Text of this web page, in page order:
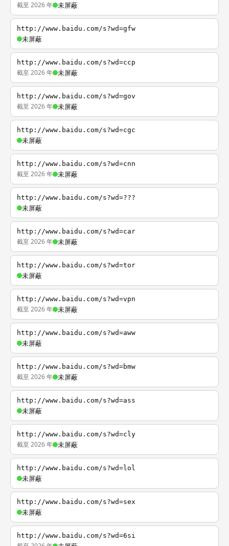
截至 2026 年 未屏蔽
http://www.baidu.com/s?wd=gfw
未屏蔽
http://www.baidu.com/s?wd=ccp
截至 2026 年 未屏蔽
http://www.baidu.com/s?wd=gov
截至 2026 年 未屏蔽
http://www.baidu.com/s?wd=cgc
未屏蔽
http://www.baidu.com/s?wd=cnn
截至 2026 年 未屏蔽
http://www.baidu.com/s?wd=???
未屏蔽
http://www.baidu.com/s?wd=car
截至 2026 年 未屏蔽
http://www.baidu.com/s?wd=tor
未屏蔽
http://www.baidu.com/s?wd=vpn
截至 2026 年 未屏蔽
http://www.baidu.com/s?wd=aww
未屏蔽
http://www.baidu.com/s?wd=bmw
截至 2026 年 未屏蔽
http://www.baidu.com/s?wd=ass
未屏蔽
http://www.baidu.com/s?wd=cly
截至 2026 年 未屏蔽
http://www.baidu.com/s?wd=lol
未屏蔽
http://www.baidu.com/s?wd=sex
未屏蔽
http://www.baidu.com/s?wd=6si